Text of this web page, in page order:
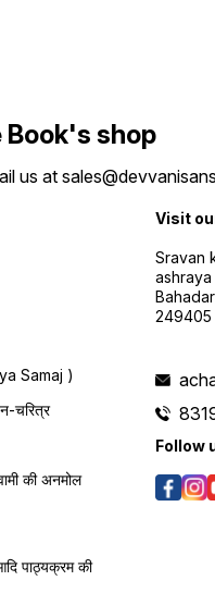
shop
us at
Samaj )
चरित्र
की अनमोल
पाठ्यक्रम की
Visit
Sravan
249405
Follow